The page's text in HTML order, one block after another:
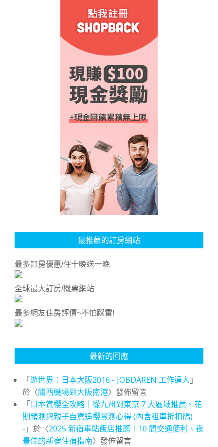
最推薦的訂房網站
最多訂房優惠/住十晚送一晚
全球最大訂房/機票網站
最多網友住房評價~不怕踩雷!
最新的回應
「遊世界：日本大阪2016 - JOBDAREN 工作達人 」
於〈關西機場到大阪南港〉發佈留言
「日本賞櫻全攻略｜從九州到東京 7 大區域推薦、花
期預測與親子自駕追櫻實測心得 (內含租車折扣碼)
- 」於〈2025 新宿車站飯店推薦｜10 間交通便利、夜
景佳的新宿住宿指南〉發佈留言